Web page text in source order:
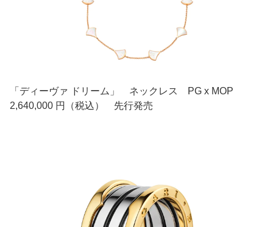
「ディーヴァ ドリーム」 ネックレス PG x MOP
2,640,000 円（税込） 先行発売